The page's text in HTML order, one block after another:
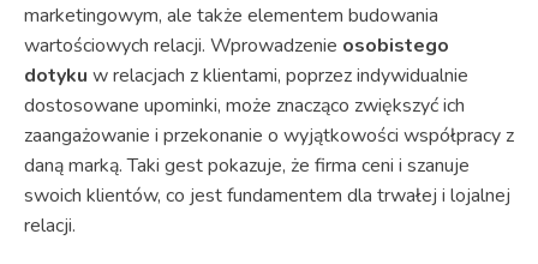
marketingowym, ale także elementem budowania
wartościowych relacji. Wprowadzenie osobistego
dotyku w relacjach z klientami, poprzez indywidualnie
dostosowane upominki, może znacząco zwiększyć ich
zaangażowanie i przekonanie o wyjątkowości współpracy z
daną marką. Taki gest pokazuje, że firma ceni i szanuje
swoich klientów, co jest fundamentem dla trwałej i lojalnej
relacji.